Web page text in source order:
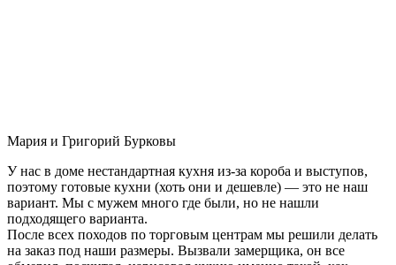
Мария и Григорий Бурковы
У нас в доме нестандартная кухня из-за короба и выступов,
поэтому готовые кухни (хоть они и дешевле) — это не наш
вариант. Мы с мужем много где были, но не нашли
подходящего варианта.
После всех походов по торговым центрам мы решили делать
на заказ под наши размеры. Вызвали замерщика, он все